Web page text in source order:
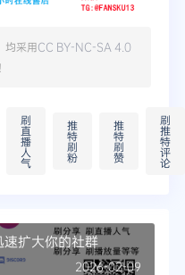
均采用CC BY-NC-SA 4.0
！
刷
直
播
人
气
推
特
刷
粉
推
特
刷
赞
刷
推
特
评
论
扩大你的社群
2026-02-09